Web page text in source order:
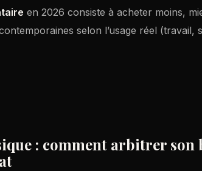
en 2026 consiste à acheter moins,
selon l’usage réel (travail,
: comment arbitrer son